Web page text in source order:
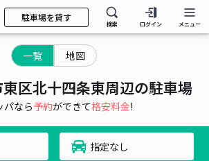
駐車場を貸す
検索 ログイン メニュー
一覧 地図
区北十四条東周辺の駐車場
パなら予約ができて格安料金!
指定なし